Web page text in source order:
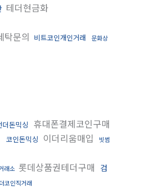
테더현금화
탁문의 비트코인개인거래
문화상
더돈믹싱 휴대폰결제코인구매
코인돈믹싱 이더리움매입
빗썸
래소 롯데상품권테더구매 검
코인직거래